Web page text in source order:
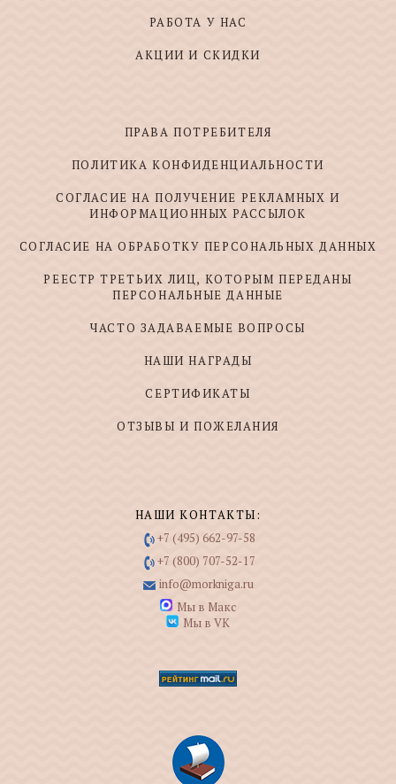
РАБОТА У НАС
АКЦИИ И СКИДКИ
ПРАВА ПОТРЕБИТЕЛЯ
ПОЛИТИКА КОНФИДЕНЦИАЛЬНОСТИ
СОГЛАСИЕ НА ПОЛУЧЕНИЕ РЕКЛАМНЫХ И
ИНФОРМАЦИОННЫХ РАССЫЛОК
СОГЛАСИЕ НА ОБРАБОТКУ ПЕРСОНАЛЬНЫХ ДАННЫХ
РЕЕСТР ТРЕТЬИХ ЛИЦ, КОТОРЫМ ПЕРЕДАНЫ
ПЕРСОНАЛЬНЫЕ ДАННЫЕ
ЧАСТО ЗАДАВАЕМЫЕ ВОПРОСЫ
НАШИ НАГРАДЫ
СЕРТИФИКАТЫ
ОТЗЫВЫ И ПОЖЕЛАНИЯ
НАШИ КОНТАКТЫ:
+7 (495) 662-97-58
+7 (800) 707-52-17
info@morkniga.ru
Мы в Макс
Мы в VK